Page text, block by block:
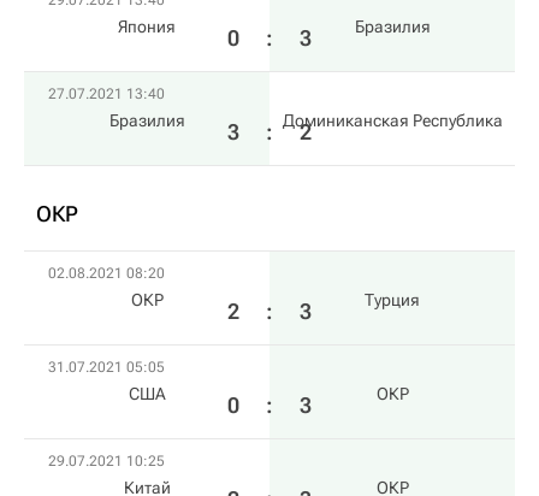
Япония 0 : 3 Бразилия
27.07.2021 13:40
Бразилия 3 : 2
Доминиканская Республика
ОКР
02.08.2021 08:20
ОКР 2 : 3 Турция
31.07.2021 05:05
США 0 : 3 ОКР
29.07.2021 10:25
Китай ОКР